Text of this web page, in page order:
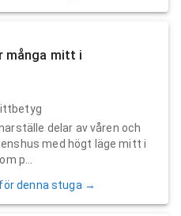
många mitt i
delar av våren och
med högt läge mitt i
p...
denna stuga →